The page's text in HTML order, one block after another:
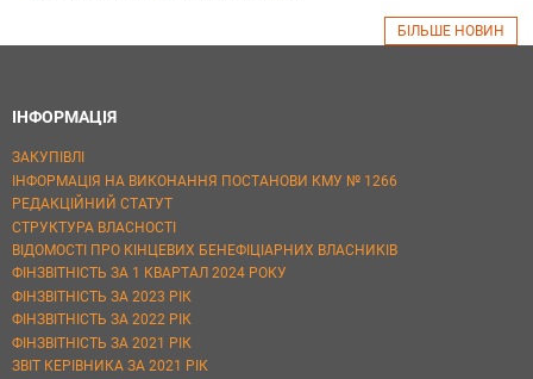
БІЛЬШЕ НОВИН
ІНФОРМАЦІЯ
ЗАКУПІВЛІ
ІНФОРМАЦІЯ НА ВИКОНАННЯ ПОСТАНОВИ КМУ № 1266
РЕДАКЦІЙНИЙ СТАТУТ
СТРУКТУРА ВЛАСНОСТІ
ВІДОМОСТІ ПРО КІНЦЕВИХ БЕНЕФІЦІАРНИХ ВЛАСНИКІВ
ФІНЗВІТНІСТЬ ЗА 1 КВАРТАЛ 2024 РОКУ
ФІНЗВІТНІСТЬ ЗА 2023 РІК
ФІНЗВІТНІСТЬ ЗА 2022 РІК
ФІНЗВІТНІСТЬ ЗА 2021 РІК
ЗВІТ КЕРІВНИКА ЗА 2021 РІК